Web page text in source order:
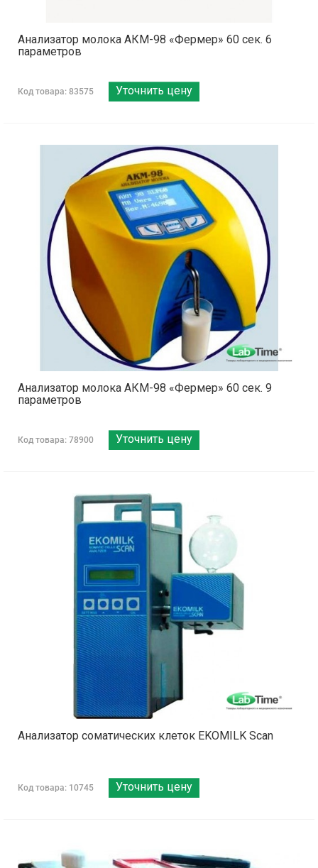
Анализатор молока АКМ-98 «Фермер» 60 сек. 6
параметров
Код товара: 83575 Уточнить цену
Анализатор молока АКМ-98 «Фермер» 60 сек. 9
параметров
Код товара: 78900 Уточнить цену
Анализатор соматических клеток EKOMILK Scan
Код товара: 10745 Уточнить цену